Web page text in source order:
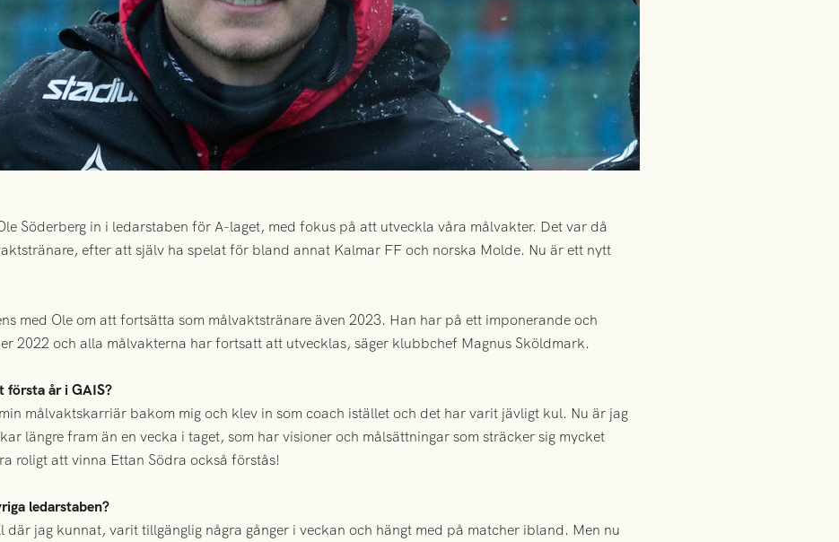
Söderberg in i ledarstaben för A-laget, med fokus på att utveckla våra målvakter. Det var då
efter att själv ha spelat för bland annat Kalmar FF och norska Molde. Nu är ett nytt
med Ole om att fortsätta som målvaktstränare även 2023. Han har på ett imponerande och
2022 och alla målvakterna har fortsatt att utvecklas, säger klubbchef Magnus Sköldmark.
första år i GAIS?
målvaktskarriär bakom mig och klev in som coach istället och det har varit jävligt kul. Nu är jag
längre fram än en vecka i taget, som har visioner och målsättningar som sträcker sig mycket
roligt att vinna Ettan Södra också förstås!
ledarstaben?
jag kunnat, varit tillgänglig några gånger i veckan och hängt med på matcher ibland. Men nu